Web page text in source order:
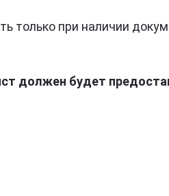
только при наличии
должен будет